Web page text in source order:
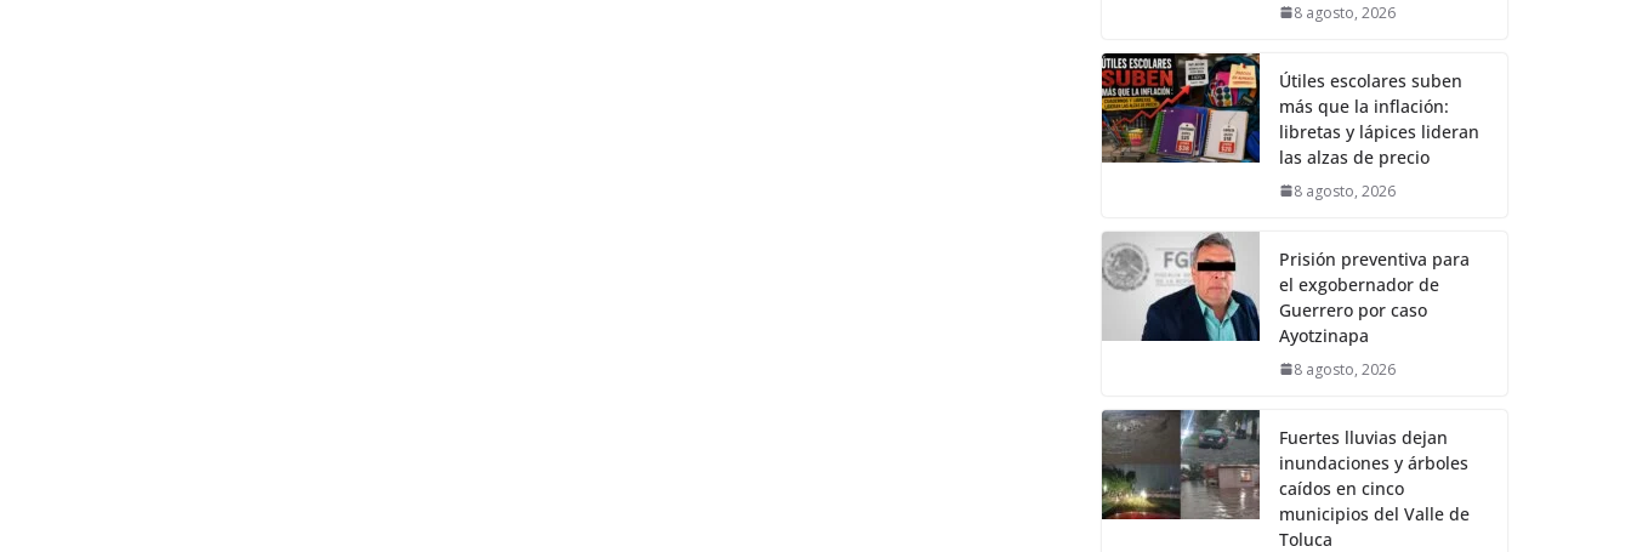
8 agosto, 2026
Útiles escolares suben
más que la inflación:
libretas y lápices lideran
las alzas de precio
8 agosto, 2026
Prisión preventiva para
el exgobernador de
Guerrero por caso
Ayotzinapa
8 agosto, 2026
Fuertes lluvias dejan
inundaciones y árboles
caídos en cinco
municipios del Valle de
Toluca